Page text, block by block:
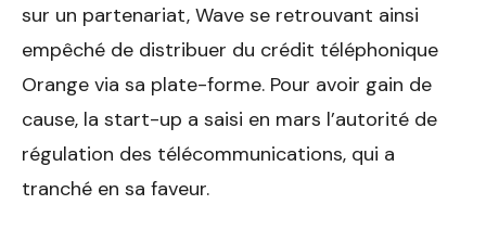
sur un partenariat, Wave se retrouvant ainsi
empêché de distribuer du crédit téléphonique
Orange via sa plate-forme. Pour avoir gain de
cause, la start-up a saisi en mars l’autorité de
régulation des télécommunications, qui a
tranché en sa faveur.